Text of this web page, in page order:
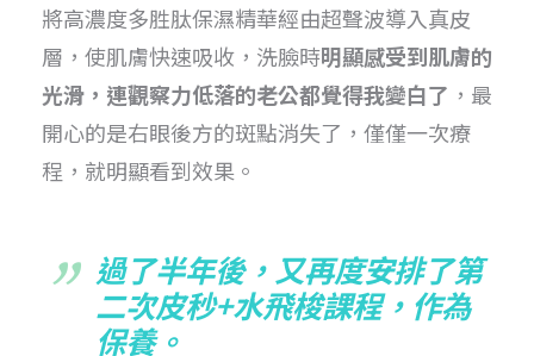
將高濃度多胜肽保濕精華經由超聲波導入真皮
層，使肌膚快速吸收，洗臉時明顯感受到肌膚的
光滑，連觀察力低落的老公都覺得我變白了 ，最
開心的是右眼後方的斑點消失了，僅僅一次療
程，就明顯看到效果。
過了半年後，又再度安排了第
二次皮秒+水飛梭課程，作為
保養。